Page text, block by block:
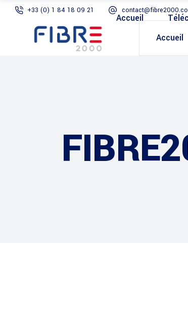
+33 (0) 1 84 18 09 21
Accueil
Accueil